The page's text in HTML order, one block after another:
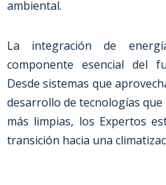
ambiental.
La integración de
componente esencial del
Desde sistemas que
desarrollo de tecnologías
más limpias, los Expertos
transición hacia una